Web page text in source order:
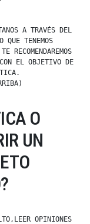
A TRAVÉS DEL
QUE TENEMOS
RECOMENDAREMOS
EL OBJETIVO DE
O
UN
OPINIONES